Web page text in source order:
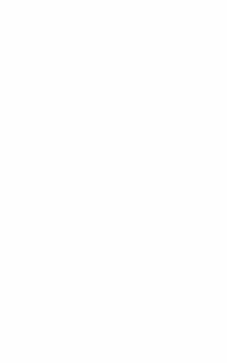
Inserisci qui sotto il